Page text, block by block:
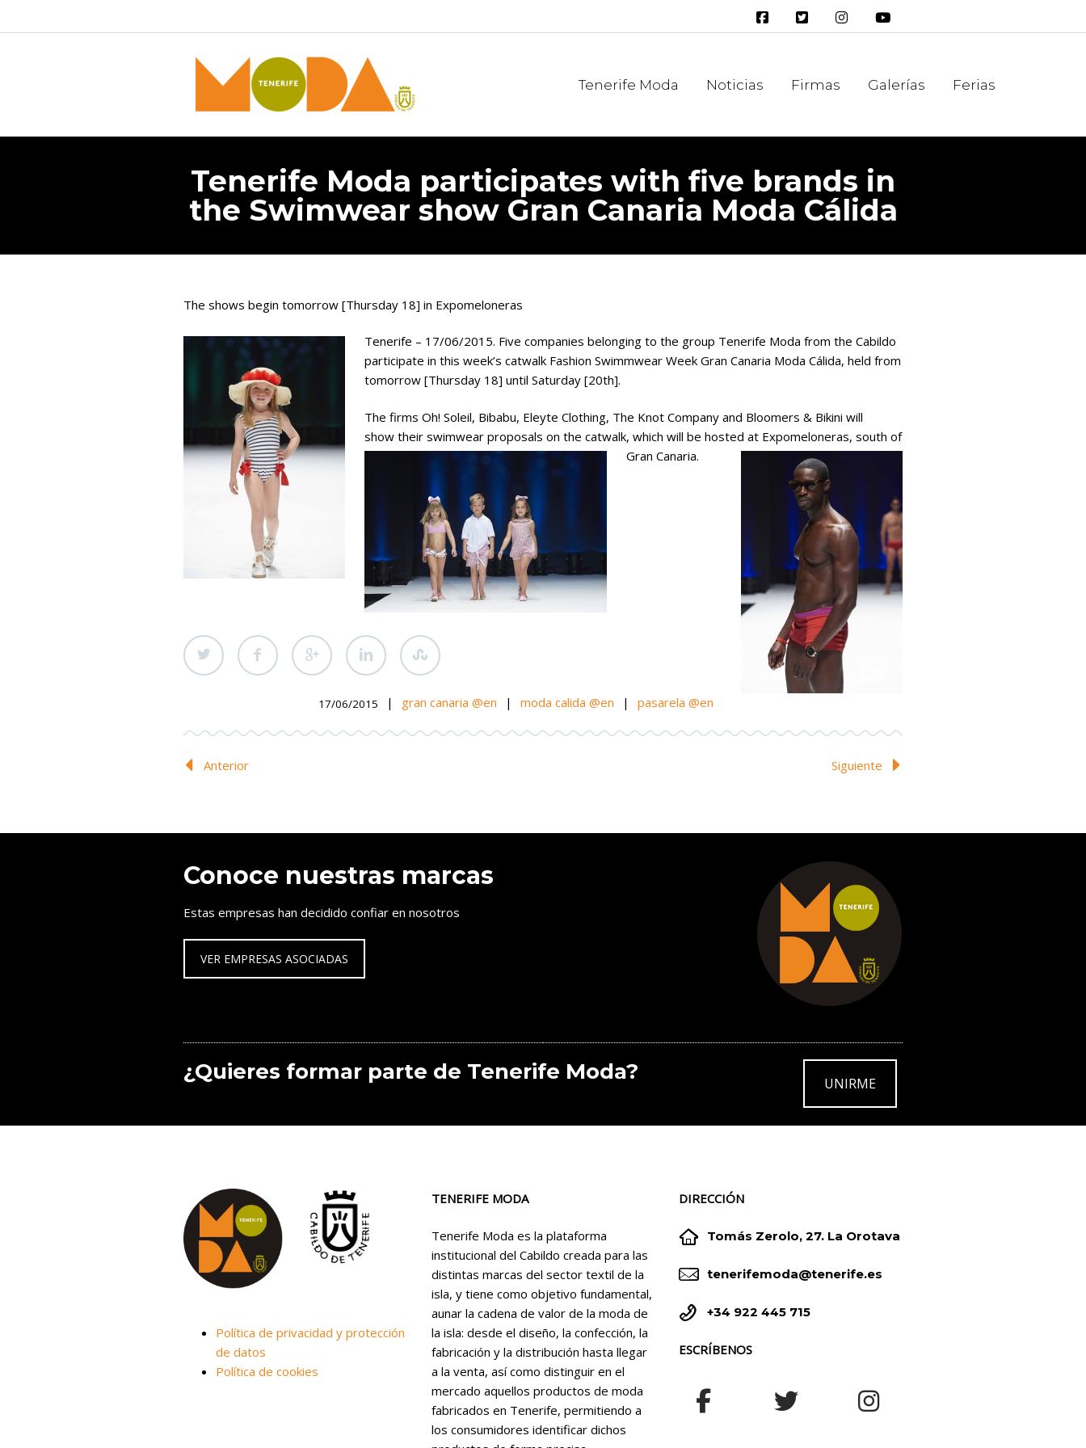
Tenerife Moda Noticias Firmas Galerías Ferias
Tenerife Moda participates with five brands in
the Swimwear show Gran Canaria Moda Cálida
The shows begin tomorrow [Thursday 18] in Expomeloneras
Tenerife – 17/06/2015. Five companies belonging to the group Tenerife Moda from the Cabildo
participate in this week’s catwalk Fashion Swimmwear Week Gran Canaria Moda Cálida, held from
tomorrow [Thursday 18] until Saturday [20th].
The firms Oh! Soleil, Bibabu, Eleyte Clothing, The Knot Company and Bloomers & Bikini will
show their swimwear proposals on the catwalk, which will be hosted at Expomeloneras, south of
Gran Canaria.
17/06/2015 | gran canaria @en | moda calida @en | pasarela @en
Anterior Siguiente
Conoce nuestras marcas
Estas empresas han decidido confiar en nosotros
VER EMPRESAS ASOCIADAS
¿Quieres formar parte de Tenerife Moda? UNIRME
Política de privacidad y protección
de datos
Política de cookies
TENERIFE MODA
Tenerife Moda es la plataforma
institucional del Cabildo creada para las
distintas marcas del sector textil de la
isla, y tiene como objetivo fundamental,
aunar la cadena de valor de la moda de
la isla: desde el diseño, la confección, la
fabricación y la distribución hasta llegar
a la venta, así como distinguir en el
mercado aquellos productos de moda
fabricados en Tenerife, permitiendo a
los consumidores identificar dichos
DIRECCIÓN

 Tomás Zerolo, 27. La Orotava

 tenerifemoda@tenerife.es

 +34 922 445 715
ESCRÍBENOS